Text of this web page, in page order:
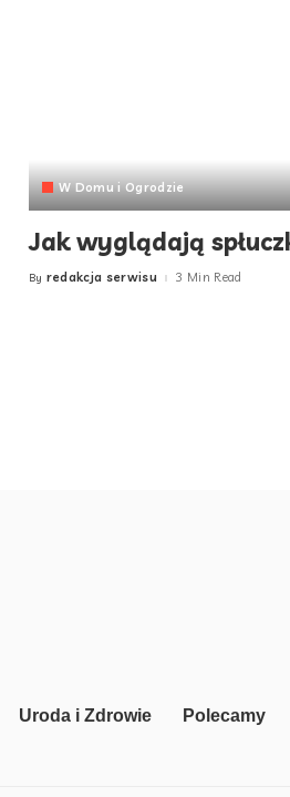
W Domu i Ogrodzie
Jak wyglądają
Posted
By redakcja serwisu 3 Min Read
Uroda i Zdrowie Polecamy